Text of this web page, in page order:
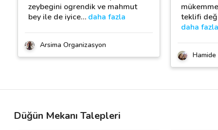
zeybegini ogrendik ve mahmut
bey ile de iyice… daha fazla
Arsima Organizasyon
teklifi
daha fazla
Hamide
Düğün Mekanı Talepleri